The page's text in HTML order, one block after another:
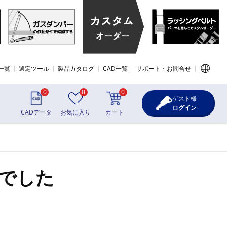
覧 選定ツール 製品カタログ CAD一覧 サポート・お問合せ
0
CADデータ
0
お気に入り
0
カート
ゲスト様
ログイン
した